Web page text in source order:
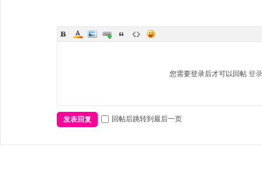
您需要登录后才可以回帖 登录
发表回复 回帖后跳转到最后一页